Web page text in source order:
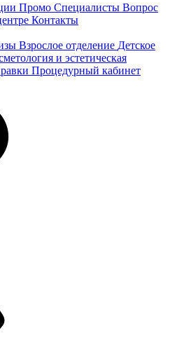
Промо Специалисты Вопрос
Контакты
Взрослое отделение Детское
и эстетическая
Процедурный кабинет